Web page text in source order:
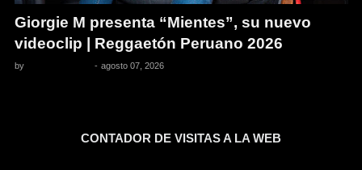
Giorgie M presenta “Mientes”, su nuevo
videoclip | Reggaetón Peruano 2026
by - agosto 07, 2026
CONTADOR DE VISITAS A LA WEB